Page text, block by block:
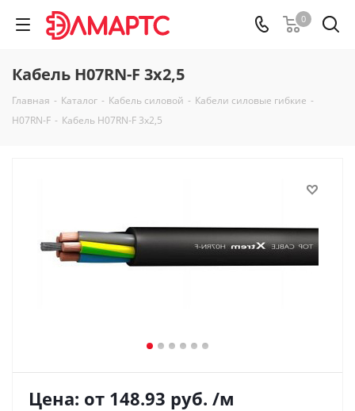
0
Кабель H07RN-F 3x2,5
Главная - Каталог - Кабель силовой - Кабели силовые гибкие -
H07RN-F - Кабель H07RN-F 3x2,5
Цена: от 148.93 руб. /м